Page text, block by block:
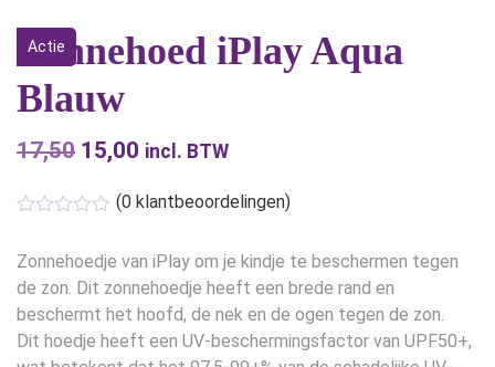
Onze merken
Hoe begin ik?
Actie
Zonnehoed iPlay Aqua
Blauw
17,50 Oorspronkelijke
was:
€17,50.
15,00 Huidige
€15,00.
incl. BTW
(0 klantbeoordelingen)
Zonnehoedje van iPlay om je kindje te beschermen tegen
de zon. Dit zonnehoedje heeft een brede rand en
beschermt het hoofd, de nek en de ogen tegen de zon.
Dit hoedje heeft een UV-beschermingsfactor van UPF50+,